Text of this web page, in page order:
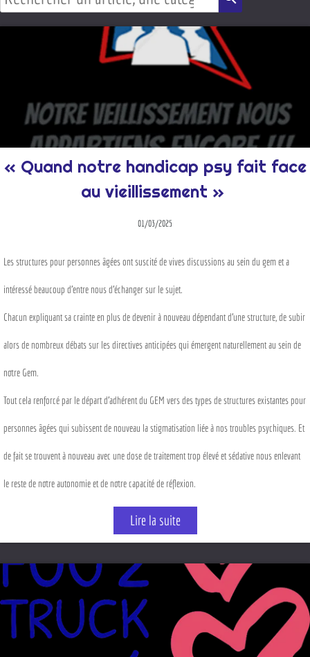
« Quand notre handicap psy fait face
au vieillissement »
01/03/2025
Les structures pour personnes âgées ont suscité de vives discussions au sein du gem et a
intéressé beaucoup d’entre nous d’échanger sur le sujet.
Chacun expliquant sa crainte en plus de devenir à nouveau dépendant d’une structure, de subir
alors de nombreux débats sur les directives anticipées qui émergent naturellement au sein de
notre Gem.
Tout cela renforcé par le départ d’adhérent du GEM vers des types de structures existantes pour
personnes âgées qui subissent de nouveau la stigmatisation liée à nos troubles psychiques. Et
de fait se trouvent à nouveau avec une dose de traitement trop élevé et sédative nous enlevant
le reste de notre autonomie et de notre capacité de réflexion.
Lire la suite